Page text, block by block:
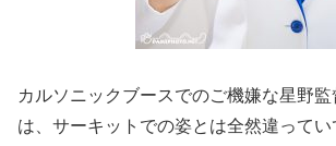
カルソニックブースでのご機嫌な星野
は、サーキットでの姿とは全然違って